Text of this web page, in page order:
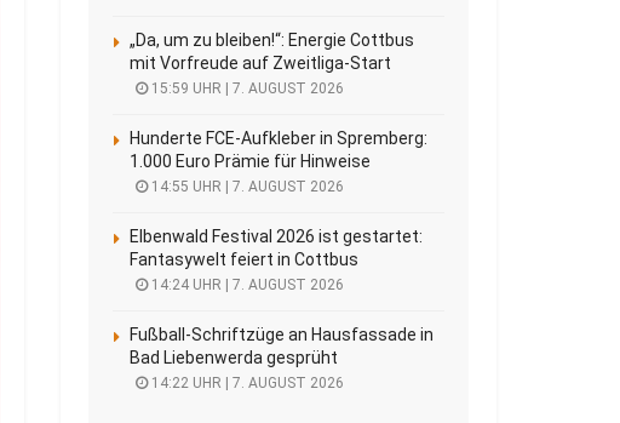
„Da, um zu bleiben!“: Energie Cottbus
mit Vorfreude auf Zweitliga-Start
15:59 UHR | 7. AUGUST 2026
Hunderte FCE-Aufkleber in Spremberg:
1.000 Euro Prämie für Hinweise
14:55 UHR | 7. AUGUST 2026
Elbenwald Festival 2026 ist gestartet:
Fantasywelt feiert in Cottbus
14:24 UHR | 7. AUGUST 2026
Fußball-Schriftzüge an Hausfassade in
Bad Liebenwerda gesprüht
14:22 UHR | 7. AUGUST 2026